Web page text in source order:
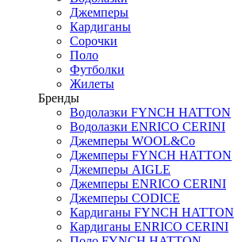
Джемперы
Кардиганы
Сорочки
Поло
Футболки
Жилеты
Бренды
Водолазки FYNCH HATTON
Водолазки ENRICO CERINI
Джемперы WOOL&Co
Джемперы FYNCH HATTON
Джемперы AIGLE
Джемперы ENRICO CERINI
Джемперы CODICE
Кардиганы FYNCH HATTON
Кардиганы ENRICO CERINI